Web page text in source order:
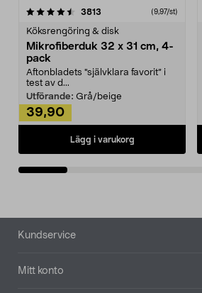
3813 (9,97/st)
Köksrengöring & disk
Mikrofiberduk 32 x 31 cm, 4-
pack
Aftonbladets "självklara favorit” i
test av d...
Utförande: Grå/beige
39,90
Lägg i varukorg
4.0av 5 stjärnor
Sidfot
Kundservice
Mitt konto